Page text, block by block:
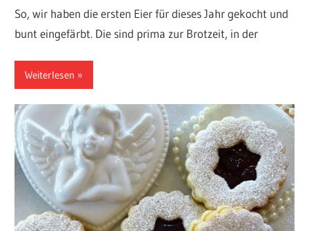
So, wir haben die ersten Eier für dieses Jahr gekocht und
bunt eingefärbt. Die sind prima zur Brotzeit, in der
Weiterlesen